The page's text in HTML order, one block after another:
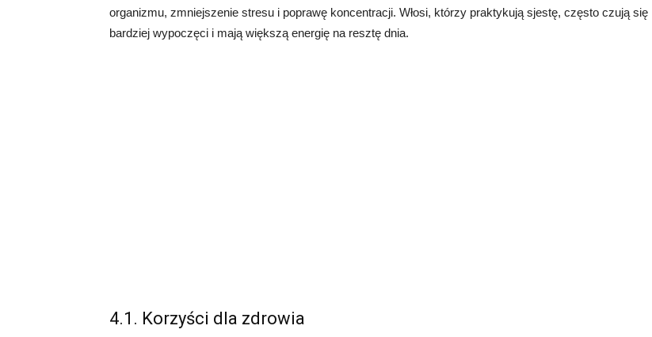
organizmu, zmniejszenie stresu i poprawę koncentracji. Włosi, którzy praktykują sjestę, często czują się
bardziej wypoczęci i mają większą energię na resztę dnia.
4.1. Korzyści dla zdrowia